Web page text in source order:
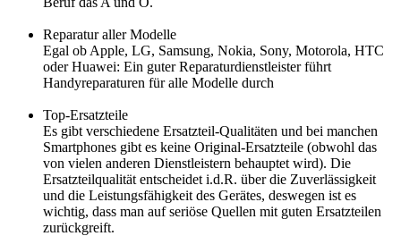
Reparatur aller Modelle
Egal ob Apple, LG, Samsung, Nokia, Sony, Motorola, HTC
oder Huawei: Ein guter Reparaturdienstleister führt
Handyreparaturen für alle Modelle durch
Top-Ersatzteile
Es gibt verschiedene Ersatzteil-Qualitäten und bei manchen
Smartphones gibt es keine Original-Ersatzteile (obwohl das
von vielen anderen Dienstleistern behauptet wird). Die
Ersatzteilqualität entscheidet i.d.R. über die Zuverlässigkeit
und die Leistungsfähigkeit des Gerätes, deswegen ist es
wichtig, dass man auf seriöse Quellen mit guten Ersatzteilen
zurückgreift.